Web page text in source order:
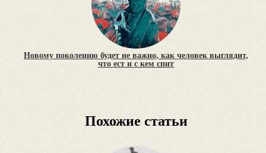
Новому поколению будет не важно, как человек выглядит,
что ест и с кем спит
Похожие статьи